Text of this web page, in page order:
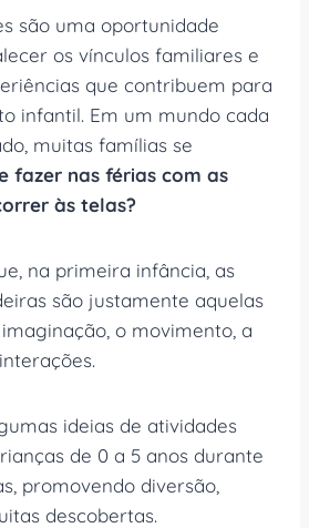
são uma oportunidade
os vínculos familiares e
que contribuem para
infantil. Em um mundo cada
muitas famílias se
fazer nas férias com as
às telas?
na primeira infância, as
são justamente aquelas
o movimento, a
ideias de atividades
de 0 a 5 anos durante
promovendo diversão,
descobertas.